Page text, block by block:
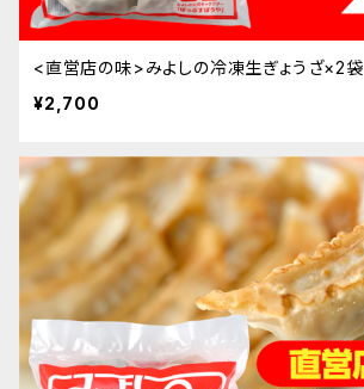
<直営店の味>みよしの冷凍生ぎょうざ×2袋
¥2,700